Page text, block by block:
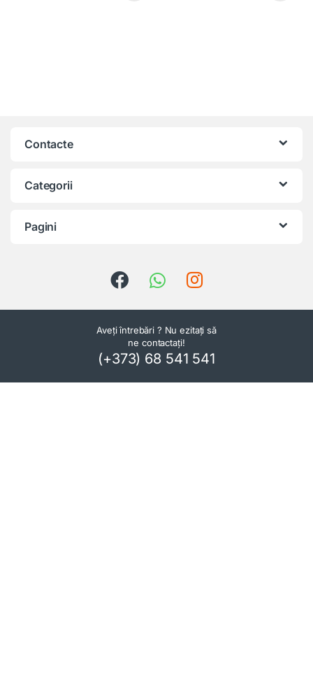
Contacte
Categorii
Pagini
Aveți întrebări ? Nu ezitați să
ne contactați!
(+373) 68 541 541